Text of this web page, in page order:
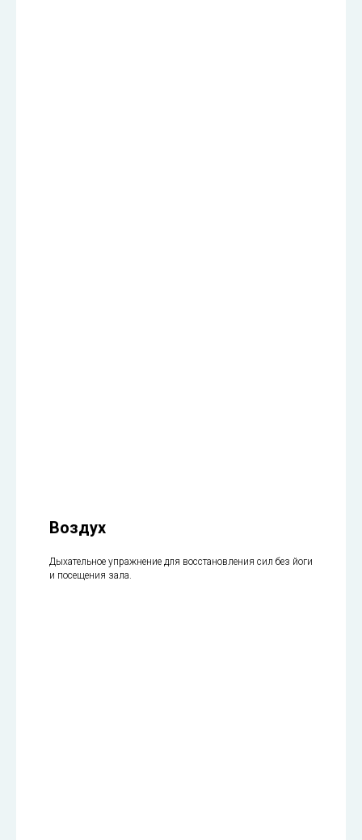
Воздух
Дыхательное упражнение для восстановления сил без йоги
и посещения зала.